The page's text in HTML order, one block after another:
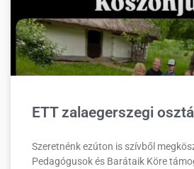
ETT zalaegerszegi
Szeretnénk ezúton is szívből
Pedagógusok és Barátaik Köre